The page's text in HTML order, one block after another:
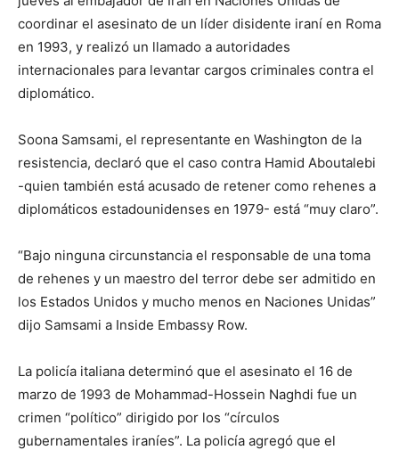
coordinar el asesinato de un líder disidente iraní en Roma
en 1993, y realizó un llamado a autoridades
internacionales para levantar cargos criminales contra el
diplomático.
Soona Samsami, el representante en Washington de la
resistencia, declaró que el caso contra Hamid Aboutalebi
-quien también está acusado de retener como rehenes a
diplomáticos estadounidenses en 1979- está “muy claro”.
“Bajo ninguna circunstancia el responsable de una toma
de rehenes y un maestro del terror debe ser admitido en
los Estados Unidos y mucho menos en Naciones Unidas”
dijo Samsami a Inside Embassy Row.
La policía italiana determinó que el asesinato el 16 de
marzo de 1993 de Mohammad-Hossein Naghdi fue un
crimen “político” dirigido por los “círculos
gubernamentales iraníes”. La policía agregó que el